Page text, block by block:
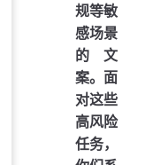
规等敏
感场景
的文
案。面
对这些
高风险
任务，